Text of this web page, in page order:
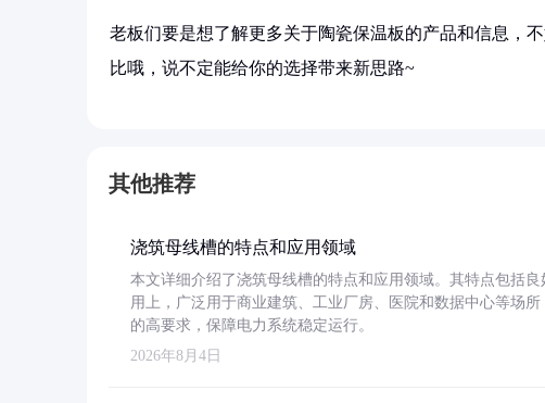
老板们要是想了解更多关于陶瓷保温板的产品和信息，
比哦，说不定能给你的选择带来新思路~
其他推荐
浇筑母线槽的特点和应用领域
本文详细介绍了浇筑母线槽的特点和应用领域。其特点包括
用上，广泛用于商业建筑、工业厂房、医院和数据中心等场
的高要求，保障电力系统稳定运行。
2026年8月4日